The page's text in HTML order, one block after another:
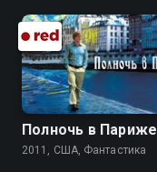
Полночь в Париже
2011, США, Фантастика